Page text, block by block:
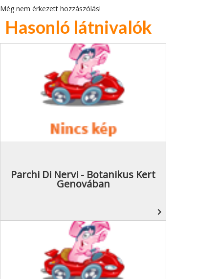
Még nem érkezett hozzászólás!
Hasonló látnivalók
Parchi Di Nervi - Botanikus Kert
Genovában
navigate_next